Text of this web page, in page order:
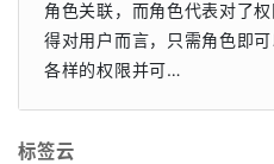
角色关联，而角色代表对了
得对用户而言，只需角色即
各样的权限并可…
标签云